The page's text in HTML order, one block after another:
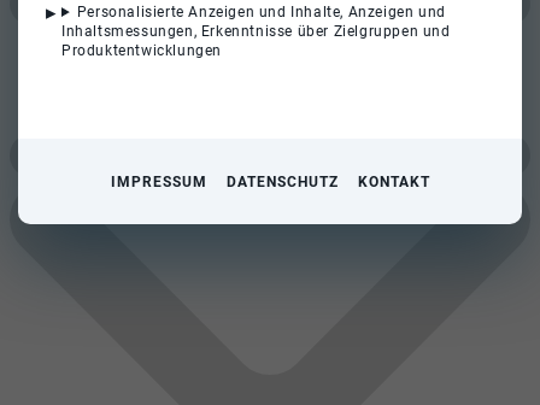
Personalisierte Anzeigen und Inhalte, Anzeigen und
Inhaltsmessungen, Erkenntnisse über Zielgruppen und
Produktentwicklungen
IMPRESSUM DATENSCHUTZ KONTAKT